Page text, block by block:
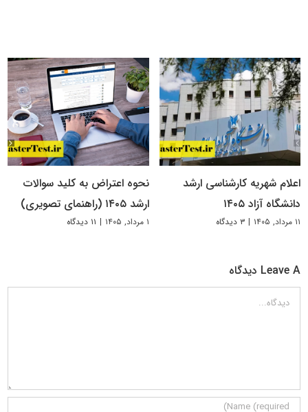
اعلام شهریه کارشناسی ارشد
دانشگاه آزاد ۱۴۰۵
۱۱ مرداد, ۱۴۰۵ | ۳ دیدگاه
نحوه اعتراض به کلید سوالات
ارشد ۱۴۰۵ (راهنمای تصویری)
۱ مرداد, ۱۴۰۵ | ۱۱ دیدگاه
Leave A دیدگاه
دیدگاه